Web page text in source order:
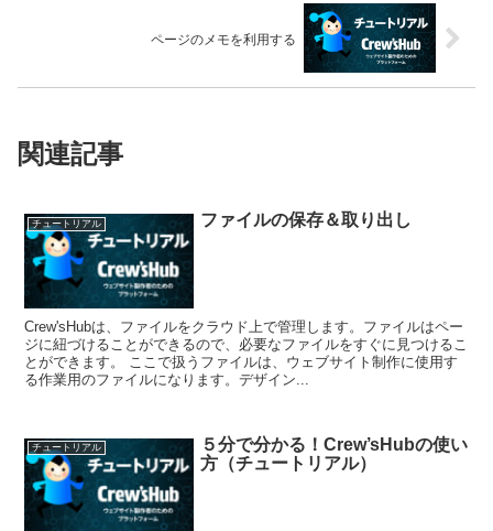
ページのメモを利用する
関連記事
チュートリアル ファイルの保存＆取り出し
Crew'sHubは、ファイルをクラウド上で管理します。ファイルはペー
ジに紐づけることができるので、必要なファイルをすぐに見つけるこ
とができます。 ここで扱うファイルは、ウェブサイト制作に使用す
る作業用のファイルになります。デザイン...
チュートリアル
５分で分かる！Crew’sHubの使い
方（チュートリアル）